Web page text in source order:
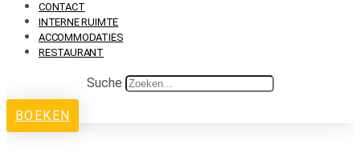
CONTACT
INTERNE RUIMTE
ACCOMMODATIES
RESTAURANT
Suche
BOEKEN